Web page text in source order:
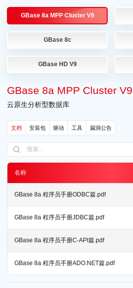
GBase 8a MPP Cluster V9
GBase 8c
GBase HD V9
GBase 8a MPP Cluster V9
云原生分析型数据库
文档 安装包 驱动 工具 漏洞公告
名称
GBase 8a 程序员手册ODBC篇.pdf
GBase 8a 程序员手册JDBC篇.pdf
GBase 8a 程序员手册C-API篇.pdf
GBase 8a 程序员手册ADO.NET篇.pdf